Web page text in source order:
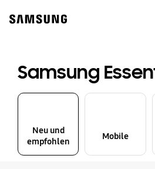
content
accessibility
Samsung
Neu und
empfohlen
Mobile